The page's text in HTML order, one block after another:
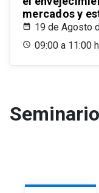
mercados y
19 de Agosto
09:00 a 11:00